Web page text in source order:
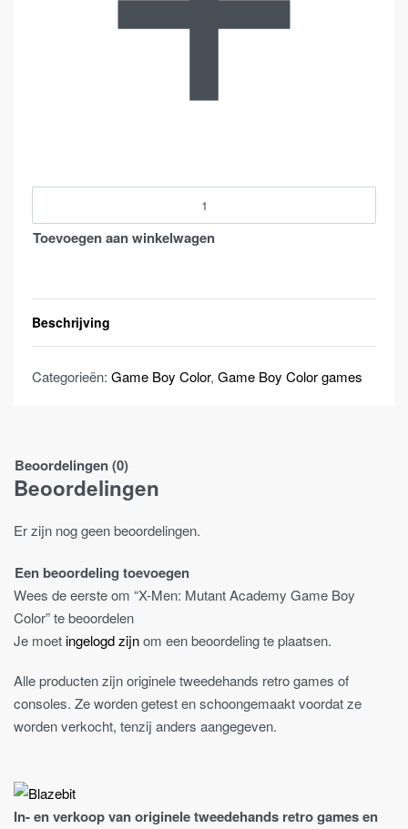
Toevoegen aan winkelwagen
Beschrijving
Categorieën: Game Boy Color, Game Boy Color games
Beoordelingen (0)
Beoordelingen
Er zijn nog geen beoordelingen.
Een beoordeling toevoegen
Wees de eerste om “X-Men: Mutant Academy Game Boy
Color” te beoordelen
Je moetingelogd zijnom een beoordeling te plaatsen.
Alle producten zijn originele tweedehands retro games of
consoles. Ze worden getest en schoongemaakt voordat ze
worden verkocht, tenzij anders aangegeven.
In- en verkoop van originele tweedehands retro games en